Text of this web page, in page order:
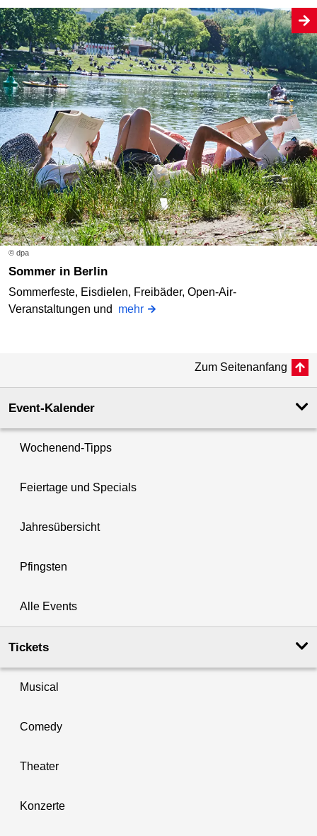
© dpa
Sommer in Berlin
Sommerfeste, Eisdielen, Freibäder, Open-Air-
Veranstaltungen und mehr
Zum Seitenanfang
Event-Kalender
Wochenend-Tipps
Feiertage und Specials
Jahresübersicht
Pfingsten
Alle Events
Tickets
Musical
Comedy
Theater
Konzerte